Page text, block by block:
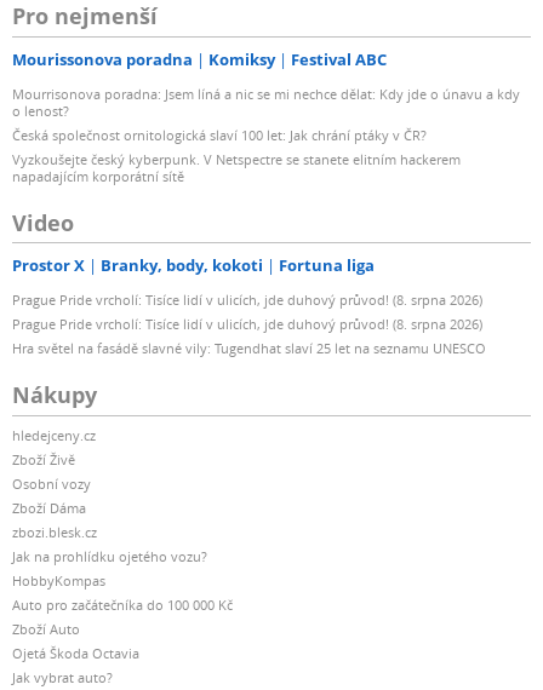
Pro nejmenší
Mourissonova poradna Komiksy Festival ABC
Mourrisonova poradna: Jsem líná a nic se mi nechce dělat: Kdy jde o únavu a kdy
o lenost?
Česká společnost ornitologická slaví 100 let: Jak chrání ptáky v ČR?
Vyzkoušejte český kyberpunk. V Netspectre se stanete elitním hackerem
napadajícím korporátní sítě
Video
Prostor X Branky, body, kokoti Fortuna liga
Prague Pride vrcholí: Tisíce lidí v ulicích, jde duhový průvod! (8. srpna 2026)
Prague Pride vrcholí: Tisíce lidí v ulicích, jde duhový průvod! (8. srpna 2026)
Hra světel na fasádě slavné vily: Tugendhat slaví 25 let na seznamu UNESCO
Nákupy
hledejceny.cz
Zboží Živě
Osobní vozy
Zboží Dáma
zbozi.blesk.cz
Jak na prohlídku ojetého vozu?
HobbyKompas
Auto pro začátečníka do 100 000 Kč
Zboží Auto
Ojetá Škoda Octavia
Jak vybrat auto?